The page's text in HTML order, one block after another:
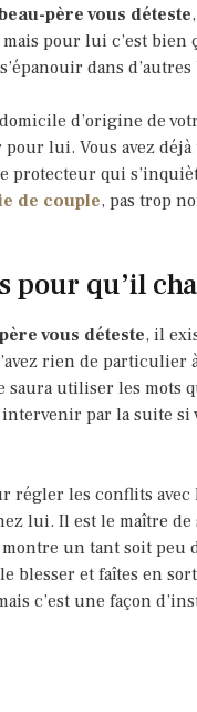
père vous déteste
pour lui c’est
dans
d’origine de
lui. Vous avez
protecteur qui
de couple, pas trop
pour qu’il
vous déteste, il
rien de
saura utiliser les mots
par la suite
régler les conflits
lui. Il est le maître
un tant soit
blesser et faîtes en
c’est une façon